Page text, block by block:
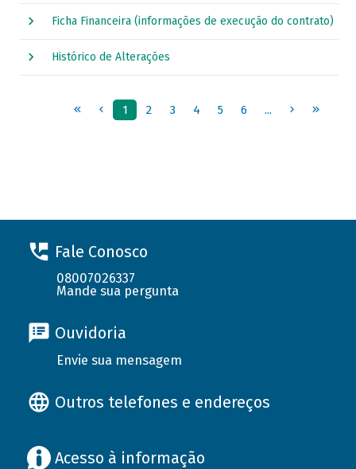
Fale Conosco
08007026337
Mande sua pergunta
Ouvidoria
Envie sua mensagem
Outros telefones e endereços
Acesso à informação